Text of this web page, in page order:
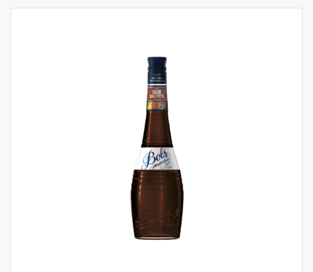
belangrijke rum cocktails zoals de Mai Tai